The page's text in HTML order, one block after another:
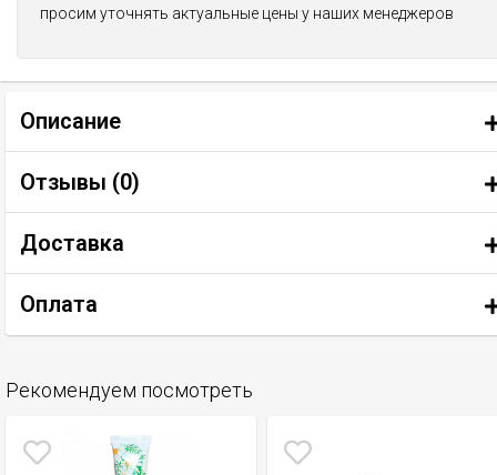
просим уточнять актуальные цены у наших менеджеров
Описание
Отзывы (0)
Доставка
Оплата
Рекомендуем посмотреть